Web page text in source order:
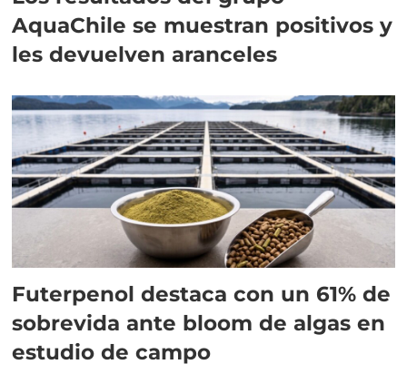
AquaChile se muestran positivos y
les devuelven aranceles
Futerpenol destaca con un 61% de
sobrevida ante bloom de algas en
estudio de campo